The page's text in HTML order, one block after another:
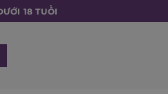
18 TUỔI